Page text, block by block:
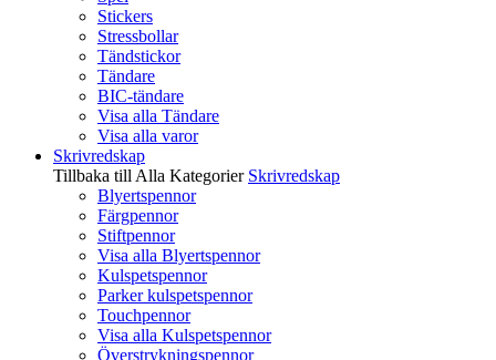
Stickers
Stressbollar
Tändstickor
Tändare
BIC-tändare
Visa alla Tändare
Visa alla varor
Skrivredskap
Tillbaka till Alla Kategorier Skrivredskap
Blyertspennor
Färgpennor
Stiftpennor
Visa alla Blyertspennor
Kulspetspennor
Parker kulspetspennor
Touchpennor
Visa alla Kulspetspennor
Överstrykningspennor